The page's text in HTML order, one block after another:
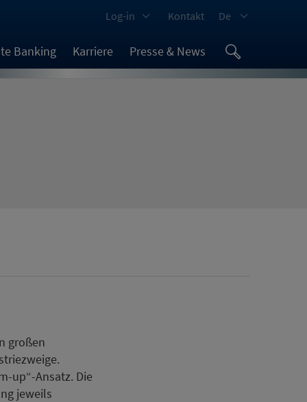
Banking Karriere Presse & News
Log-in Kontakt De
großen
up“-Ansatz. Die
jeweils